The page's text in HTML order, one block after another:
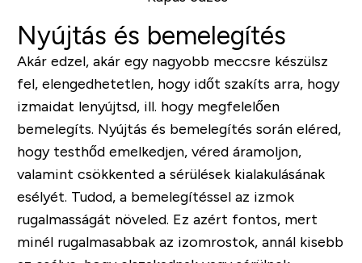
Nyújtás és bemelegítés
Akár edzel, akár egy nagyobb meccsre készülsz
fel, elengedhetetlen, hogy időt szakíts arra, hogy
izmaidat lenyújtsd, ill. hogy megfelelően
bemelegíts. Nyújtás és bemelegítés során eléred,
hogy testhőd emelkedjen, véred áramoljon,
valamint csökkented a sérülések kialakulásának
esélyét. Tudod, a bemelegítéssel az izmok
rugalmasságát növeled. Ez azért fontos, mert
minél rugalmasabbak az izomrostok, annál kisebb